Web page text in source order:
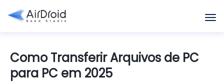
Como Transferir Arquivos de PC
para PC em 2025